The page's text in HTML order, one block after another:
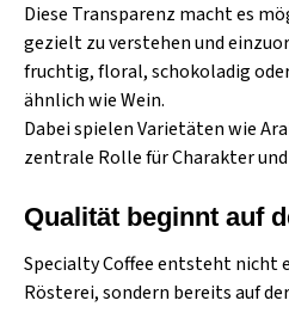
Diese Transparenz macht es
gezielt zu verstehen und
fruchtig, floral, schokoladig
ähnlich wie Wein.
Dabei spielen Varietäten wie
zentrale Rolle für Charakter und
Qualität beginnt auf
Specialty Coffee entsteht nicht
Rösterei, sondern bereits auf